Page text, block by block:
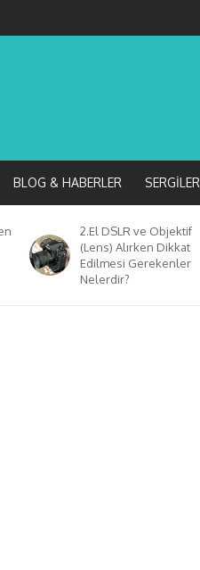
BLOG & HABERLER SERGILER
2.El DSLR ve Objektif
(Lens) Alırken Dikkat
Edilmesi Gerekenler
Nelerdir?